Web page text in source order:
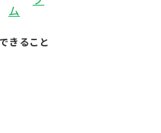
きること